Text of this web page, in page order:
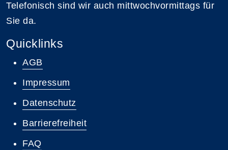
Telefonisch sind wir auch mittwochvormittags für
Sie da.
Quicklinks
AGB
Impressum
Datenschutz
Barrierefreiheit
FAQ